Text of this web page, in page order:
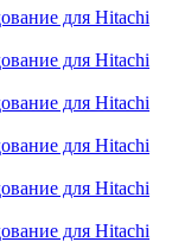
для Hitachi
для Hitachi
для Hitachi
для Hitachi
для Hitachi
для Hitachi